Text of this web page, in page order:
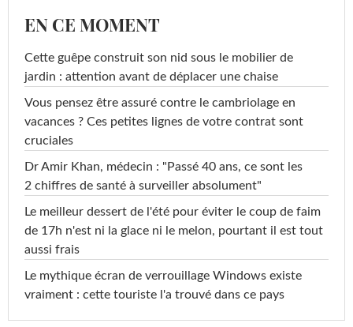
EN CE MOMENT
Cette guêpe construit son nid sous le mobilier de
jardin : attention avant de déplacer une chaise
Vous pensez être assuré contre le cambriolage en
vacances ? Ces petites lignes de votre contrat sont
cruciales
Dr Amir Khan, médecin : "Passé 40 ans, ce sont les
2 chiffres de santé à surveiller absolument"
Le meilleur dessert de l'été pour éviter le coup de faim
de 17h n'est ni la glace ni le melon, pourtant il est tout
aussi frais
Le mythique écran de verrouillage Windows existe
vraiment : cette touriste l'a trouvé dans ce pays